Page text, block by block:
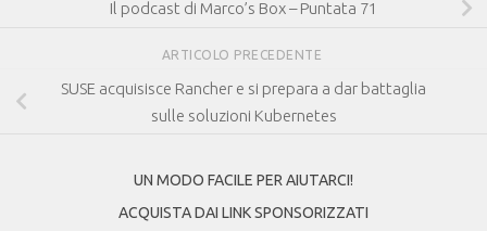
Il podcast di Marco’s Box – Puntata 71
ARTICOLO PRECEDENTE
SUSE acquisisce Rancher e si prepara a dar battaglia
sulle soluzioni Kubernetes
UN MODO FACILE PER AIUTARCI!
ACQUISTA DAI LINK SPONSORIZZATI